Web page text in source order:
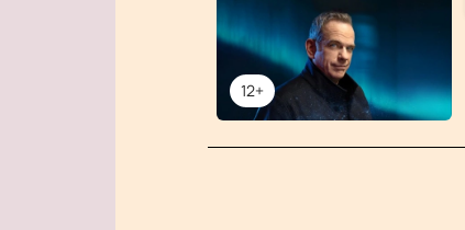
12+